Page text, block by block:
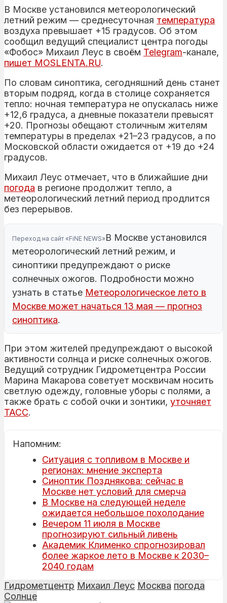
В Москве установился метеорологический
летний режим — среднесуточная температура
воздуха превышает +15 градусов. Об этом
сообщил ведущий специалист центра погоды
«Фобос» Михаил Леус в своём Telegram-канале,
пишет MOSLENTA.RU.
По словам синоптика, сегодняшний день станет
вторым подряд, когда в столице сохраняется
тепло: ночная температура не опускалась ниже
+12,6 градуса, а дневные показатели превысят
+20. Прогнозы обещают столичным жителям
температуры в пределах +21–23 градусов, а по
Московской области ожидается от +19 до +24
градусов.
Михаил Леус отмечает, что в ближайшие дни
погода в регионе продолжит тепло, а
метеорологический летний период продлится
без перерывов.
Переход на сайт «FiNE NEWS» В Москве установился
метеорологический летний режим, и
синоптики предупреждают о риске
солнечных ожогов. Подробности можно
узнать в статье Метеорологическое лето в
Москве может начаться 13 мая — прогноз
синоптика.
При этом жителей предупреждают о высокой
активности солнца и риске солнечных ожогов.
Ведущий сотрудник Гидрометцентра России
Марина Макарова советует москвичам носить
светлую одежду, головные уборы с полями, а
также брать с собой очки и зонтики, уточняет
ТАСС.
Напомним:
Ситуация с топливом в Москве и
регионах: мнение эксперта
Синоптик Позднякова: сейчас в
Москве нет условий для смерча
В Москве на следующей неделе
ожидается небольшое похолодание
Вечером 11 июля в Москве
прогнозируют сильный ливень
Академик Клименко спрогнозировал
более жаркое лето в Москве к 2030–
2040 годам
Гидрометцентр Михаил Леус Москва погода
Солнце